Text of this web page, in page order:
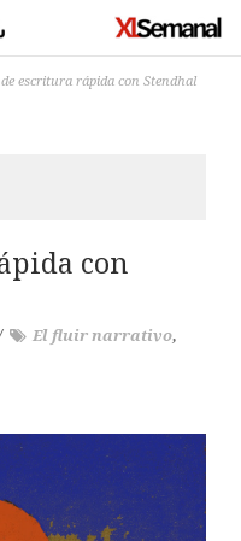
escritura rápida con Stendhal
con
El fluir narrativo,